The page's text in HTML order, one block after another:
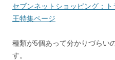
セブンネットショッピング：
王特集ページ
種類が5個あって分かりづらい
す。